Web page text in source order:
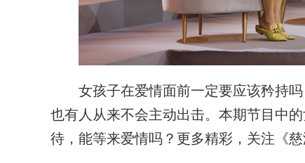
女孩子在爱情面前一定要应该矜持吗
也有人从来不会主动出击。本期节目中
待，能等来爱情吗？更多精彩，关注《慈